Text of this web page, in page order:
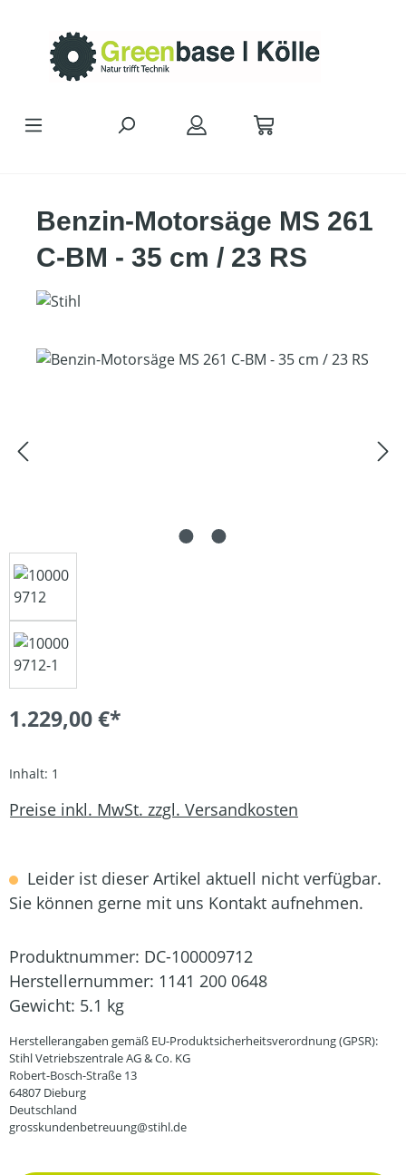
Benzin-Motorsäge MS 261
C-BM - 35 cm / 23 RS
Bildergalerie überspringen
1.229,00 €*
Inhalt: 1
Preise inkl. MwSt. zzgl. Versandkosten
Leider ist dieser Artikel aktuell nicht verfügbar.
Sie können gerne mit uns Kontakt aufnehmen.
Produktnummer: DC-100009712
Herstellernummer: 1141 200 0648
Gewicht: 5.1 kg
Herstellerangaben gemäß EU-Produktsicherheitsverordnung (GPSR):
Stihl Vetriebszentrale AG & Co. KG
Robert-Bosch-Straße 13
64807 Dieburg
Deutschland
grosskundenbetreuung@stihl.de